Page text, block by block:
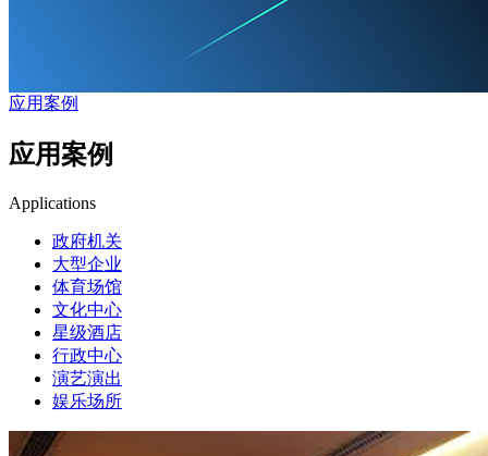
应用案例
应用案例
Applications
政府机关
大型企业
体育场馆
文化中心
星级酒店
行政中心
演艺演出
娱乐场所